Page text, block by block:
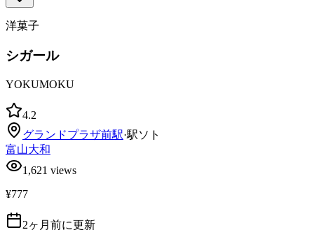
洋菓子
シガール
YOKUMOKU
4.2
グランドプラザ前駅·駅ソト
富山大和
1,621 views
¥777
2ヶ月前に更新